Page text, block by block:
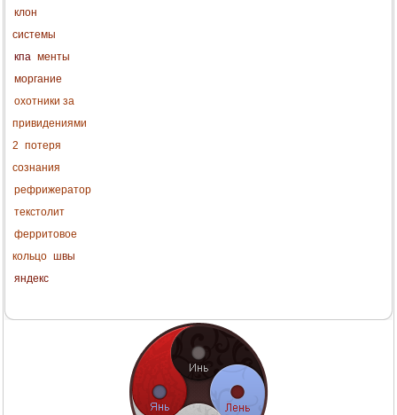
клон
системы
кпа менты
моргание
охотники за
привидениями
2 потеря
сознания
рефрижератор
текстолит
ферритовое
кольцо швы
яндекс